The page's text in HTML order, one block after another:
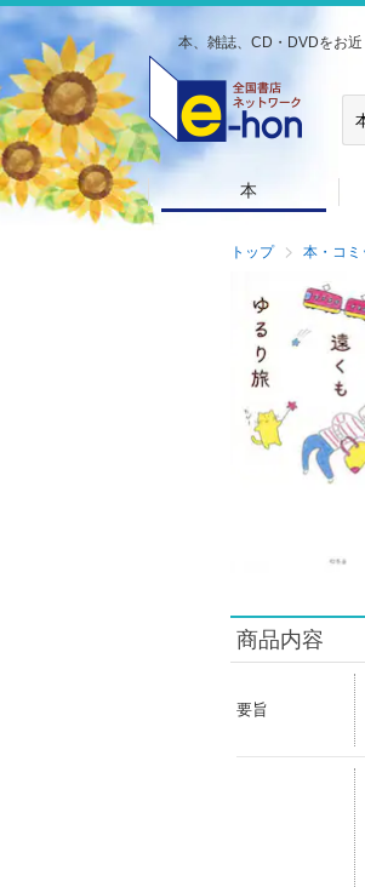
本、雑誌、CD・DVDをお
本
トップ 本・コミ
商品内容
要旨